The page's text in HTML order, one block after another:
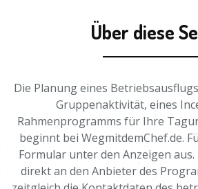
Über diese
Die Planung eines
Gruppenaktivität, eines
Rahmenprogramms für Ihre
beginnt bei WegmitdemChef.de.
Formular unter den Anzeigen
direkt an den Anbieter des